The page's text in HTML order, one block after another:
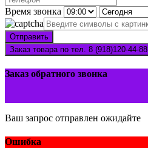
Время звонка
Отправить
Заказ товара по тел. 8 (918)120-44-88
Заказ обратного звонка
Ваш запрос отправлен ожидайте
Ошибка